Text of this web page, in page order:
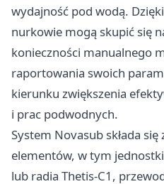
wydajność pod wodą.
nurkowie mogą skupić się
konieczności manualnego
raportowania swoich
kierunku zwiększenia
i prac podwodnych.
System Novasub składa
elementów, w tym
lub radia Thetis-C1,